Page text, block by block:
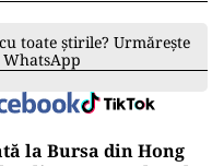
toate știrile? Urmărește
la Bursa din Hong